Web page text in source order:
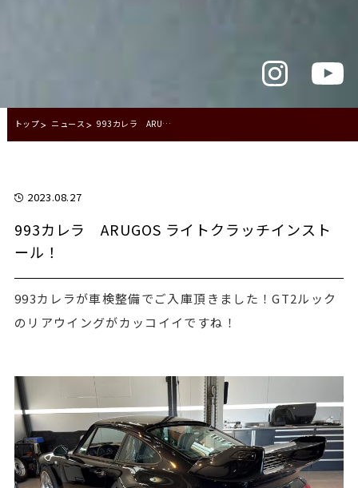
トップ ニュース 993カレラ ARUGOS ライトクラッチインストール！
2023.08.27
993カレラ ARUGOS ライトクラッチインスト
ール！
993カレラが車検整備でご入庫頂きました！GT2ルック
のリアウイングがカッコイイですね！